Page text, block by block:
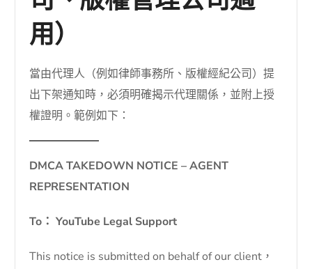
用）
當由代理人（例如律師事務所、版權經紀公司）提
出下架通知時，必須明確揭示代理關係，並附上授
權證明。範例如下：
DMCA TAKEDOWN NOTICE – AGENT
REPRESENTATION
To： YouTube Legal Support
This notice is submitted on behalf of our client，